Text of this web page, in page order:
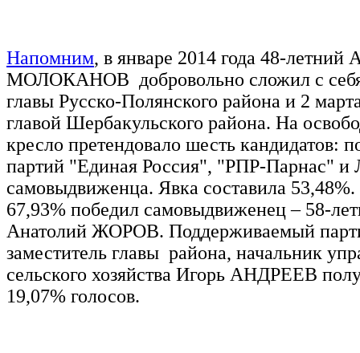
Напомним, в январе 2014 года 48-летний
МОЛОКАНОВ добровольно сложил с
главы Русско-Полянского района и 2
главой Шербакульского района. На
кресло претендовало шесть кандидатов:
партий "Единая Россия", "РПР-Парнас"
самовыдвиженца. Явка составила 53,48%.
67,93% победил самовыдвиженец – 58-
Анатолий ЖОРОВ. Поддерживаемый
заместитель главы района, начальник
сельского хозяйства Игорь АНДРЕЕВ
19,07% голосов.